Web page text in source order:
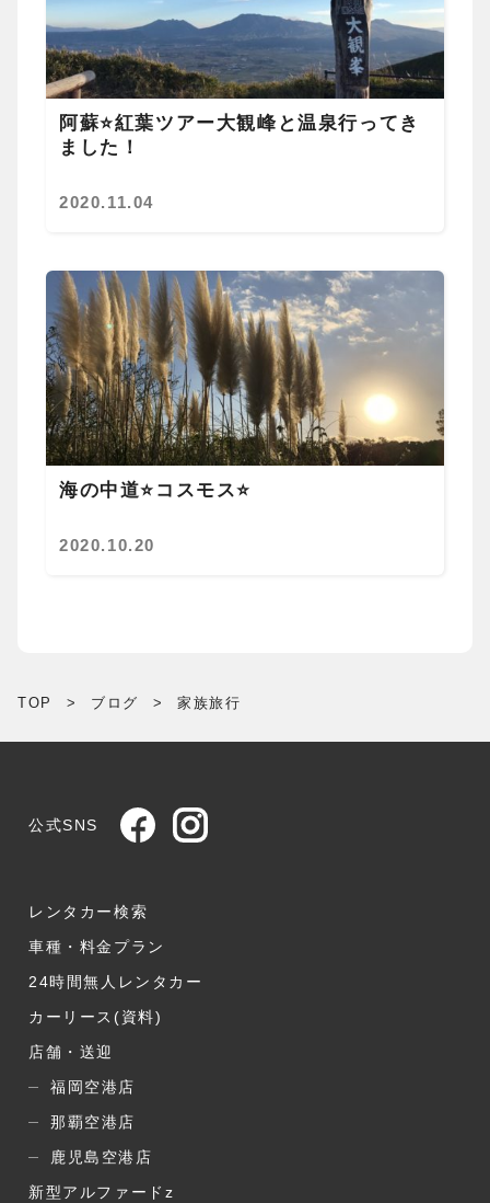
阿蘇⭐紅葉ツアー大観峰と温泉行ってき
ました！
2020.11.04
海の中道⭐コスモス⭐
2020.10.20
TOP > ブログ > 家族旅行
公式SNS
レンタカー検索
車種・料金プラン
24時間無人レンタカー
カーリース(資料)
店舗・送迎
福岡空港店
那覇空港店
鹿児島空港店
新型アルファードz